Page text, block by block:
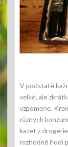
V podstatě
velké, ale
vzpomene.
různých
kazet z
rozhodně hodí